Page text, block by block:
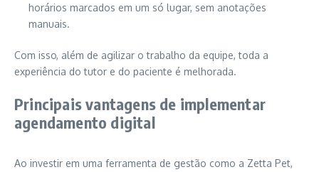
horários marcados em um só lugar, sem anotações
manuais.
Com isso, além de agilizar o trabalho da equipe, toda a
experiência do tutor e do paciente é melhorada.
Principais vantagens de implementar
agendamento digital
Ao investir em uma ferramenta de gestão como a Zetta Pet,